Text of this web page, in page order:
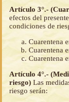
Artículo 3°.-
efectos del
condiciones de
Cuarentena
Cuarentena
Cuarentena
Artículo 4°.-
riesgo) Las
riesgo serán: